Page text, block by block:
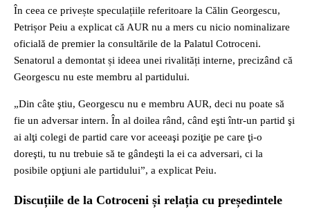
În ceea ce privește speculațiile referitoare la Călin Georgescu,
Petrișor Peiu a explicat că AUR nu a mers cu nicio nominalizare
oficială de premier la consultările de la Palatul Cotroceni.
Senatorul a demontat și ideea unei rivalități interne, precizând că
Georgescu nu este membru al partidului.
„Din câte ştiu, Georgescu nu e membru AUR, deci nu poate să
fie un adversar intern. În al doilea rând, când eşti într-un partid şi
ai alţi colegi de partid care vor aceeaşi poziţie pe care ţi-o
doreşti, tu nu trebuie să te gândeşti la ei ca adversari, ci la
posibile opţiuni ale partidului”, a explicat Peiu.
Discuțiile de la Cotroceni și relația cu președintele